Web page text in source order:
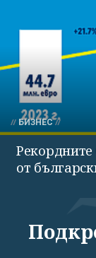
БИЗНЕС
Рекордните
от